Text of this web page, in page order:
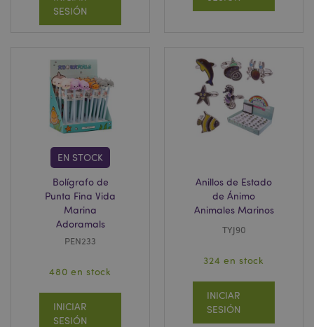
SESIÓN
EN STOCK
Bolígrafo de
Punta Fina Vida
Marina
Adoramals
PEN233
480 en stock
INICIAR
SESIÓN
Anillos de Estado
de Ánimo
Animales Marinos
TYJ90
324 en stock
INICIAR
SESIÓN